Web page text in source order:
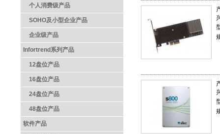
个人消费级产品
SOHO及小型企业产品
企业级产品
Infortrend系列产品
12盘位产品
16盘位产品
24盘位产品
48盘位产品
软件产品